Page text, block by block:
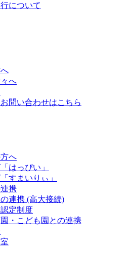
について
へ
問い合わせはこちら
へ
はっぴい」
すまいりぃ」
携
連携 (高大接続)
定制度
・こども園との連携